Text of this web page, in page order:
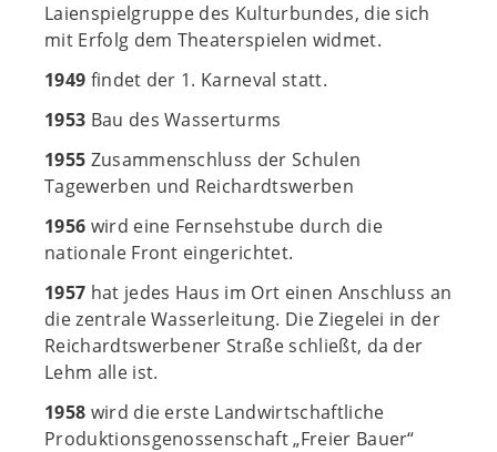
Laienspielgruppe des Kulturbundes, die sich
mit Erfolg dem Theaterspielen widmet.
1949 findet der 1. Karneval statt.
1953 Bau des Wasserturms
1955 Zusammenschluss der Schulen
Tagewerben und Reichardtswerben
1956 wird eine Fernsehstube durch die
nationale Front eingerichtet.
1957 hat jedes Haus im Ort einen Anschluss an
die zentrale Wasserleitung. Die Ziegelei in der
Reichardtswerbener Straße schließt, da der
Lehm alle ist.
1958 wird die erste Landwirtschaftliche
Produktionsgenossenschaft „Freier Bauer“